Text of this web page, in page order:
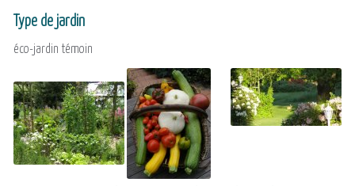
Type de jardin
éco-jardin témoin